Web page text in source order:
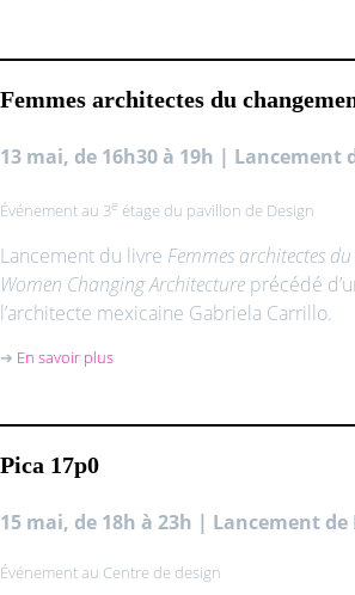
Femmes architectes du
13 mai, de 16h30 à 19h | Lancement
Événement au 3e étage du pavillon de Design
Lancement du livre Femmes architectes
Women Changing Architecture précédé
l’architecte mexicaine Gabriela Carrillo.
➔ En savoir plus
Pica 17p0
15 mai, de 18h à 23h | Lancement de
Événement au Centre de design